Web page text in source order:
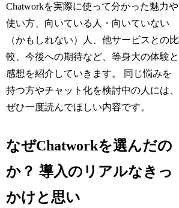
Chatworkを実際に使って分かった魅力や
使い方、向いている人・向いていない
（かもしれない）人、他サービスとの比
較、今後への期待など、等身大の体験と
感想を紹介していきます。 同じ悩みを
持つ方やチャット化を検討中の人には、
ぜひ一度読んでほしい内容です。
なぜChatworkを選んだの
か？ 導入のリアルなきっ
かけと思い